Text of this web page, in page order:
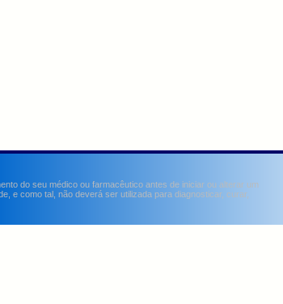
do seu médico ou farmacêutico antes de iniciar ou alterar um
e como tal, não deverá ser utilizada para diagnosticar, curar,